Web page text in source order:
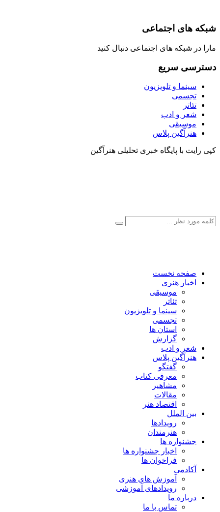
شبکه های اجتماعی
مارا در شبکه های اجتماعی دنبال کنید
دسترسی سریع
سینما و تلویزیون
تجسمی
تئاتر
شعر و ادب
موسیقی
هنرآگین پلاس
کپی رایت با پایگاه خبری تحلیلی هنرآگین
صفحه نخست
اخبار هنری
موسیقی
تئاتر
سینما و تلویزیون
تجسمی
استان ها
گزارش
شعر و ادب
هنرآگین پلاس
گفتگو
معرفی کتاب
مشاهیر
مقالات
اقتصاد هنر
بین الملل
رویدادها
هنرمندان
جشنواره ها
اخبار جشنواره ها
فراخوان ها
آکادمی
آموزش های هنری
رویدادهای آموزشی
درباره ما
تماس با ما